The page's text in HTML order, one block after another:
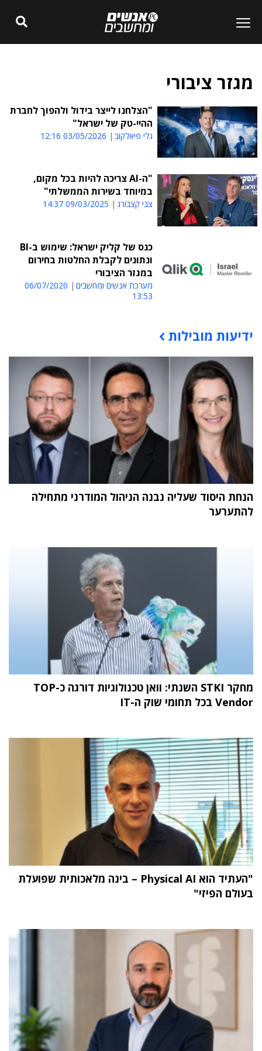
מגזר ציבורי
"הצלחנו לייצר בידול ולהפוך לחברת
ההיי-טק של ישראל"
גלי פיאלקוב 03/05/2026 12:16
"ה-AI צריכה להיות בכל מקום,
במיוחד בשירות הממשלתי"
צבי קצבורג 09/03/2025 14:37
כנס של קליק ישראל: שימוש ב-BI
ונתונים לקבלת החלטות בחירום
במגזר הציבורי
מערכת אנשים ומחשבים
06/07/2020
13:53
תוכן פרסומי
ידיעות מובילות
הנחת היסוד שעליה נבנה הניהול המודרני מתחילה
להתערער
מחקר STKI השנתי: וואן טכנולוגיות דורגה כ-TOP
Vendor בכל תחומי שוק ה-IT
"העתיד הוא Physical AI – בינה מלאכותית שפועלת
בעולם הפיזי"